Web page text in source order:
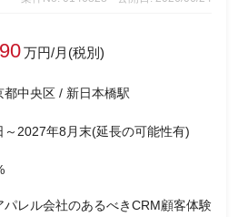
万円/月(税別)
都中央区 / 新日本橋駅
～2027年8月末(延長の可能性有)
パレル会社のあるべきCRM顧客体験